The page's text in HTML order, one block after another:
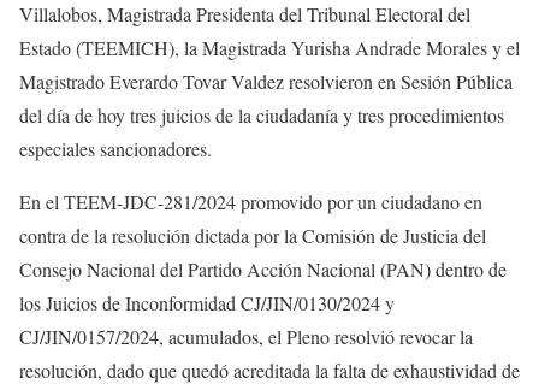
Villalobos, Magistrada Presidenta del Tribunal Electoral del
Estado (TEEMICH), la Magistrada Yurisha Andrade Morales y el
Magistrado Everardo Tovar Valdez resolvieron en Sesión Pública
del día de hoy tres juicios de la ciudadanía y tres procedimientos
especiales sancionadores.
En el TEEM-JDC-281/2024 promovido por un ciudadano en
contra de la resolución dictada por la Comisión de Justicia del
Consejo Nacional del Partido Acción Nacional (PAN) dentro de
los Juicios de Inconformidad CJ/JIN/0130/2024 y
CJ/JIN/0157/2024, acumulados, el Pleno resolvió revocar la
resolución, dado que quedó acreditada la falta de exhaustividad de